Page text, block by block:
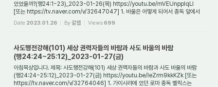
있었을까?(행24:1~23)_2023-01-26(목) https://youtu.be/mVEUnpplqLI
[또는 https://tv.naver.com/v/32647047] 1. 바울은 어떻게 되어서 총독 앞에서
재판을 받게 되었는가? 바울...
Date 2023.01.26 By갈렙 Views 699
사도행전강해(101) 세상 권력자들의 바람과 사도 바울의 바람
(행24:24~25:12)_2023-01-27(금)
아침묵상입니다. 제목: 사도행전강해(101) 세상 권력자들의 바람과 사도 바울의 바람
(행24:24~25:12)_2023-01-27(금) https://youtu.be/leZrm9kkKZk [또는
https://tv.naver.com/v/32764046] 1. 가이사랴에 있던 로마 총독 벨릭스는